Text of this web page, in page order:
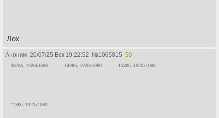
Лох
Аноним 20/07/25 Вск 19:22:52 №1065815 50
387Кб, 1920x1080 149Кб, 1920x1080 153Кб, 1920x1080
113Кб, 1920x1080